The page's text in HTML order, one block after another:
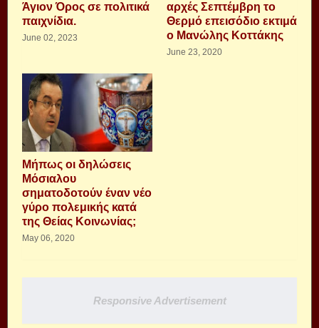
Άγιον Όρος σε πολιτικά
παιχνίδια.
June 02, 2023
αρχές Σεπτέμβρη το
Θερμό επεισόδιο εκτιμά
ο Μανώλης Κοττάκης
June 23, 2020
Μήπως οι δηλώσεις
Μόσιαλου
σηματοδοτούν έναν νέο
γύρο πολεμικής κατά
της Θείας Κοινωνίας;
May 06, 2020
Responsive Advertisement